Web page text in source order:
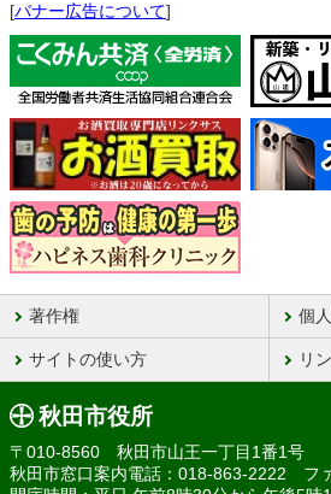
[バナー広告について]
著作権 個
サイトの使い方 リ
秋田市役所
〒010-8560 秋田市山王一丁目1番1号
秋田市窓口案内電話：018-863-2222 フ